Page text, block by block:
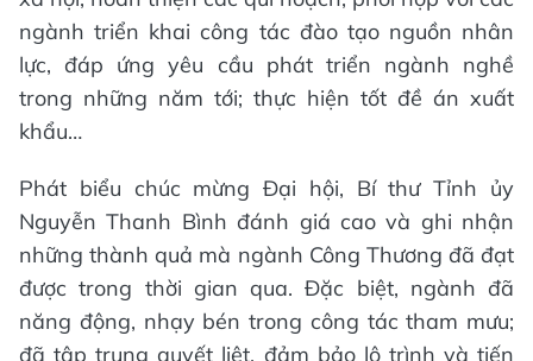
ngành triển khai công tác đào tạo nguồn nhân
lực, đáp ứng yêu cầu phát triển ngành nghề
trong những năm tới; thực hiện tốt đề án xuất
khẩu…
Phát biểu chúc mừng Đại hội, Bí thư Tỉnh ủy
Nguyễn Thanh Bình đánh giá cao và ghi nhận
những thành quả mà ngành Công Thương đã đạt
được trong thời gian qua. Đặc biệt, ngành đã
năng động, nhạy bén trong công tác tham mưu;
đã tập trung quyết liệt, đảm bảo lộ trình và tiến